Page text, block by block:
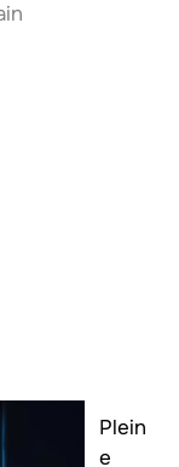
Plein
e